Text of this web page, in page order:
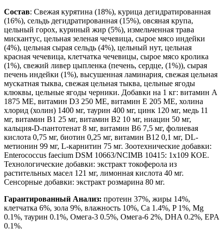
Состав: Свежая курятина (18%), курица дегидратированная
(16%), сельдь дегидратированная (15%), овсяная крупа,
цельный горох, куриный жир (5%), измельченная трава
мискантус, цельная зеленая чечевица, сырое мясо индейки
(4%), цельная сырая сельдь (4%), цельный нут, цельная
красная чечевица, клетчатка чечевицы, сырое мясо кролика
(1%), свежий ливер цыпленка (печень, сердце, (1%)), сырая
печень индейки (1%), высушенная ламинария, свежая цельная
мускатная тыква, свежая цельная тыква, цельные ягоды
клюквы, цельные ягоды черники. Добавки на 1 кг: витамин А
1875 МЕ, витамин D3 250 МЕ, витамин Е 205 МЕ, холина
хлорид (холин) 1400 мг, таурин 400 мг, цинк 120 мг, медь 11
мг, витамин В1 25 мг, витамин В2 10 мг, ниацин 50 мг,
кальция-D-пантотенат 8 мг, витамин В6 7,5 мг, фолиевая
кислота 0,75 мг, биотин 0,25 мг, витамин В12 0,1 мг, DL-
метионин 99 мг, L-карнитин 75 мг. Зоотехнические добавки:
Enterococcus faecium DSM 10663/NCIMB 10415: 1x109 КОЕ.
Технологические добавки: экстракт токоферола из
растительных масел 121 мг, лимонная кислота 40 мг.
Сенсорные добавки: экстракт розмарина 80 мг.
Гарантированный Анализ: протеин 37%, жиры 14%,
клетчатка 6%, зола 9%, влажность 10%, Ca 1.4%, P 1%, Mg
0.1%, таурин 0.1%, Омега-3 0.5%, Омега-6 2%, DHA 0.2%, EPA
0.1%.